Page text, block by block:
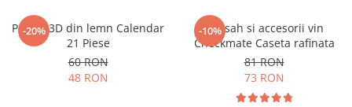
-20%
Puzzle 3D din lemn Calendar
21 Piese
60 RON
48 RON
-10%
Set sah si accesorii vin
Checkmate Caseta rafinata
81 RON
73 RON